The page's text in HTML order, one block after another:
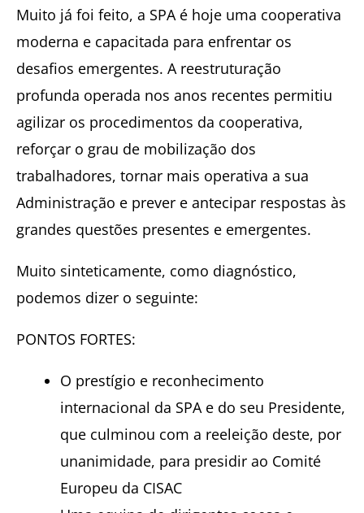
Muito já foi feito, a SPA é hoje uma cooperativa
moderna e capacitada para enfrentar os
desafios emergentes. A reestruturação
profunda operada nos anos recentes permitiu
agilizar os procedimentos da cooperativa,
reforçar o grau de mobilização dos
trabalhadores, tornar mais operativa a sua
Administração e prever e antecipar respostas às
grandes questões presentes e emergentes.
Muito sinteticamente, como diagnóstico,
podemos dizer o seguinte:
PONTOS FORTES:
O prestígio e reconhecimento
internacional da SPA e do seu Presidente,
que culminou com a reeleição deste, por
unanimidade, para presidir ao Comité
Europeu da CISAC